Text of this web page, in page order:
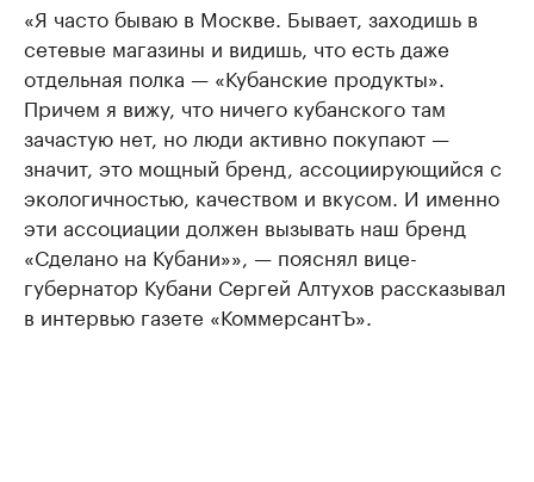
«Я часто бываю в Москве. Бывает, заходишь в
сетевые магазины и видишь, что есть даже
отдельная полка — «Кубанские продукты».
Причем я вижу, что ничего кубанского там
зачастую нет, но люди активно покупают —
значит, это мощный бренд, ассоциирующийся с
экологичностью, качеством и вкусом. И именно
эти ассоциации должен вызывать наш бренд
«Сделано на Кубани»», — пояснял вице-
губернатор Кубани Сергей Алтухов рассказывал
в интервью газете «КоммерсантЪ».